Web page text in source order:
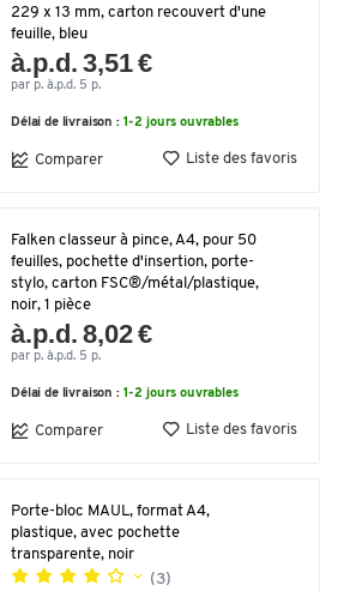
229 x 13 mm, carton recouvert d'une
feuille, bleu
à.p.d. 3,51 €
par p. à.p.d. 5 p.
Délai de livraison : 1-2 jours ouvrables
Comparer Liste des favoris
Falken classeur à pince, A4, pour 50
feuilles, pochette d'insertion, porte-
stylo, carton FSC®/métal/plastique,
noir, 1 pièce
à.p.d. 8,02 €
par p. à.p.d. 5 p.
Délai de livraison : 1-2 jours ouvrables
Comparer Liste des favoris
Porte-bloc MAUL, format A4,
plastique, avec pochette
transparente, noir
(3)